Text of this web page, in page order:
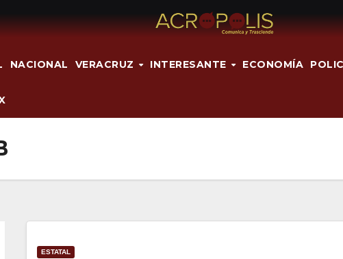
NACIONAL VERACRUZ INTERESANTE ECONOMÍA
ESTATAL